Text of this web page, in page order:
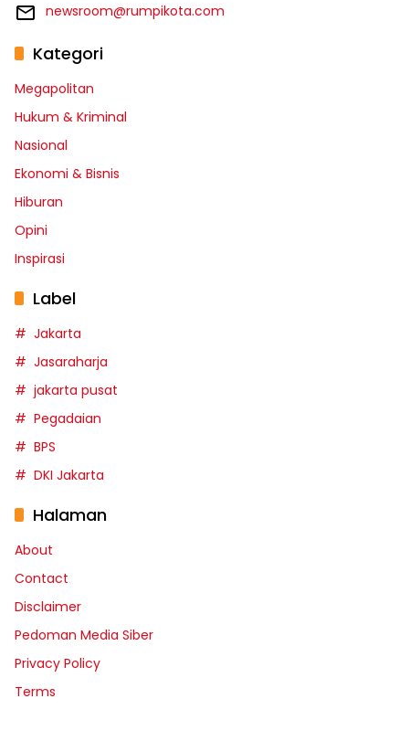
newsroom@rumpikota.com
Kategori
Megapolitan
Hukum & Kriminal
Nasional
Ekonomi & Bisnis
Hiburan
Opini
Inspirasi
Label
Jakarta
Jasaraharja
jakarta pusat
Pegadaian
BPS
DKI Jakarta
Halaman
About
Contact
Disclaimer
Pedoman Media Siber
Privacy Policy
Terms